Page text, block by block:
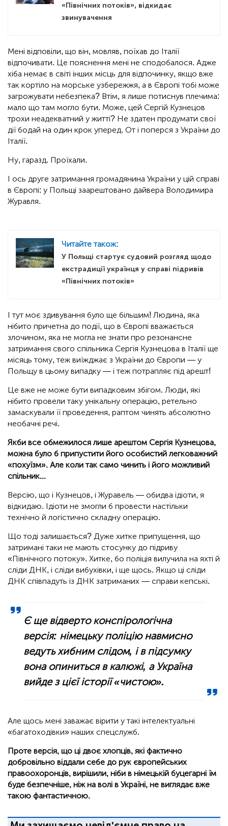
«Північних потоків», відкидає
звинувачення
Мені відповіли, що він, мовляв, поїхав до Італії
відпочивати. Це пояснення мені не сподобалося. Адже
хіба немає в світі інших місць для відпочинку, якщо вже
так кортіло на морське узбережжя, а в Європі тобі може
загрожувати небезпека? Втім, я лише потиснув плечима:
мало що там могло бути. Може, цей Сергій Кузнецов
трохи неадекватний у житті? Не здатен продумати свої
дії бодай на один крок уперед. От і поперся з України до
Італії.
Ну, гаразд. Проїхали.
І ось друге затримання громадянина України у цій справі
в Європі: у Польщі заарештовано дайвера Володимира
Журавля.
Читайте також:
У Польщі стартує судовий розгляд щодо
екстрадиції українця у справі підривів
«Північних потоків»
І тут моє здивування було ще більшим! Людина, яка
нібито причетна до події, що в Європі вважається
злочином, яка не могла не знати про резонансне
затримання свого спільника Сергія Кузнецова в Італії ще
місяць тому, теж виїжджає з України до Європи — у
Польщу в цьому випадку — і теж потрапляє під арешт!
Це вже не може бути випадковим збігом. Люди, які
нібито провели таку унікальну операцію, ретельно
замаскували її проведення, раптом чинять абсолютно
необачні речі.
Якби все обмежилося лише арештом Сергія Кузнецова,
можна було б припустити його особистий легковажний
«похуїзм». Але коли так само чинить і його можливий
спільник...
Версію, що і Кузнецов, і Журавель — обидва ідіоти, я
відкидаю. Ідіоти не змогли б провести настільки
технічно й логістично складну операцію.
Що тоді залишається? Дуже хитке припущення, що
затримані таки не мають стосунку до підриву
«Північного потоку». Хитке, бо поліція вилучила на яхті й
сліди ДНК, і сліди вибухівки, і ще щось. Якщо ці сліди
ДНК співпадуть із ДНК затриманих — справи кепські.
Є ще відверто конспірологічна
версія: німецьку поліцію навмисно
ведуть хибним слідом, і в підсумку
вона опиниться в калюжі, а Україна
вийде з цієї історії «чистою».
Але щось мені заважає вірити у такі інтелектуальні
«багатоходівки» наших спецслужб.
Проте версія, що ці двоє хлопців, які фактично
добровільно віддали себе до рук європейських
правоохоронців, вирішили, ніби в німецькій буцегарні їм
буде безпечніше, ніж на волі в Україні, не виглядає вже
такою фантастичною.